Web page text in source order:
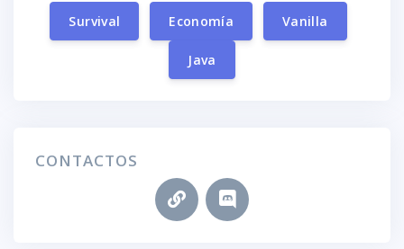
Survival Economía Vanilla
Java
CONTACTOS